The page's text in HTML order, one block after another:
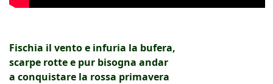
Fischia il vento e infuria la bufera,
scarpe rotte e pur bisogna andar
a conquistare la rossa primavera